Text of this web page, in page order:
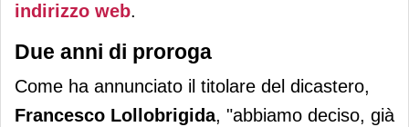
indirizzo web.
Due anni di proroga
Come ha annunciato il titolare del dicastero,
Francesco Lollobrigida, "abbiamo deciso, già